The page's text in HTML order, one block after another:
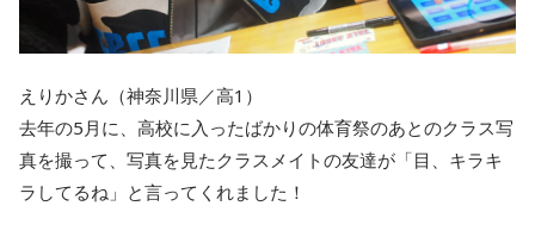
えりかさん（神奈川県／高1）
去年の5月に、高校に入ったばかりの体育祭のあとのクラス写
真を撮って、写真を見たクラスメイトの友達が「目、キラキ
ラしてるね」と言ってくれました！